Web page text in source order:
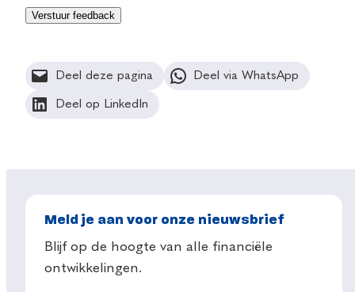
Deel deze pagina Deel via WhatsApp
Deel op LinkedIn
Meld je aan voor onze nieuwsbrief
Blijf op de hoogte van alle financiële
ontwikkelingen.